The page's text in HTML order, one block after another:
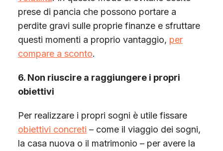
prese di pancia che possono portare a
perdite gravi sulle proprie finanze e sfruttare
questi momenti a proprio vantaggio, per
compare a sconto.
6. Non riuscire a raggiungere i propri
obiettivi
Per realizzare i propri sogni è utile fissare
obiettivi concreti – come il viaggio dei sogni,
la casa nuova o il matrimonio – per avere la